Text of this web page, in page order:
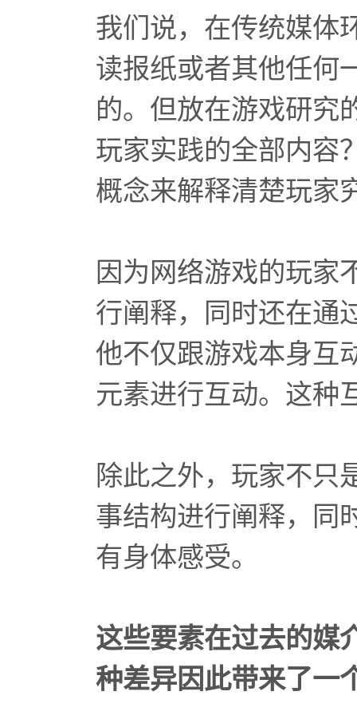
我们说，在传统媒体
读报纸或者其他任何
的。但放在游戏研究
玩家实践的全部内容
概念来解释清楚玩家
因为网络游戏的玩家
行阐释，同时还在通
他不仅跟游戏本身互
元素进行互动。这种
除此之外，玩家不只
事结构进行阐释，同
有身体感受。
这些要素在过去的媒
种差异因此带来了一